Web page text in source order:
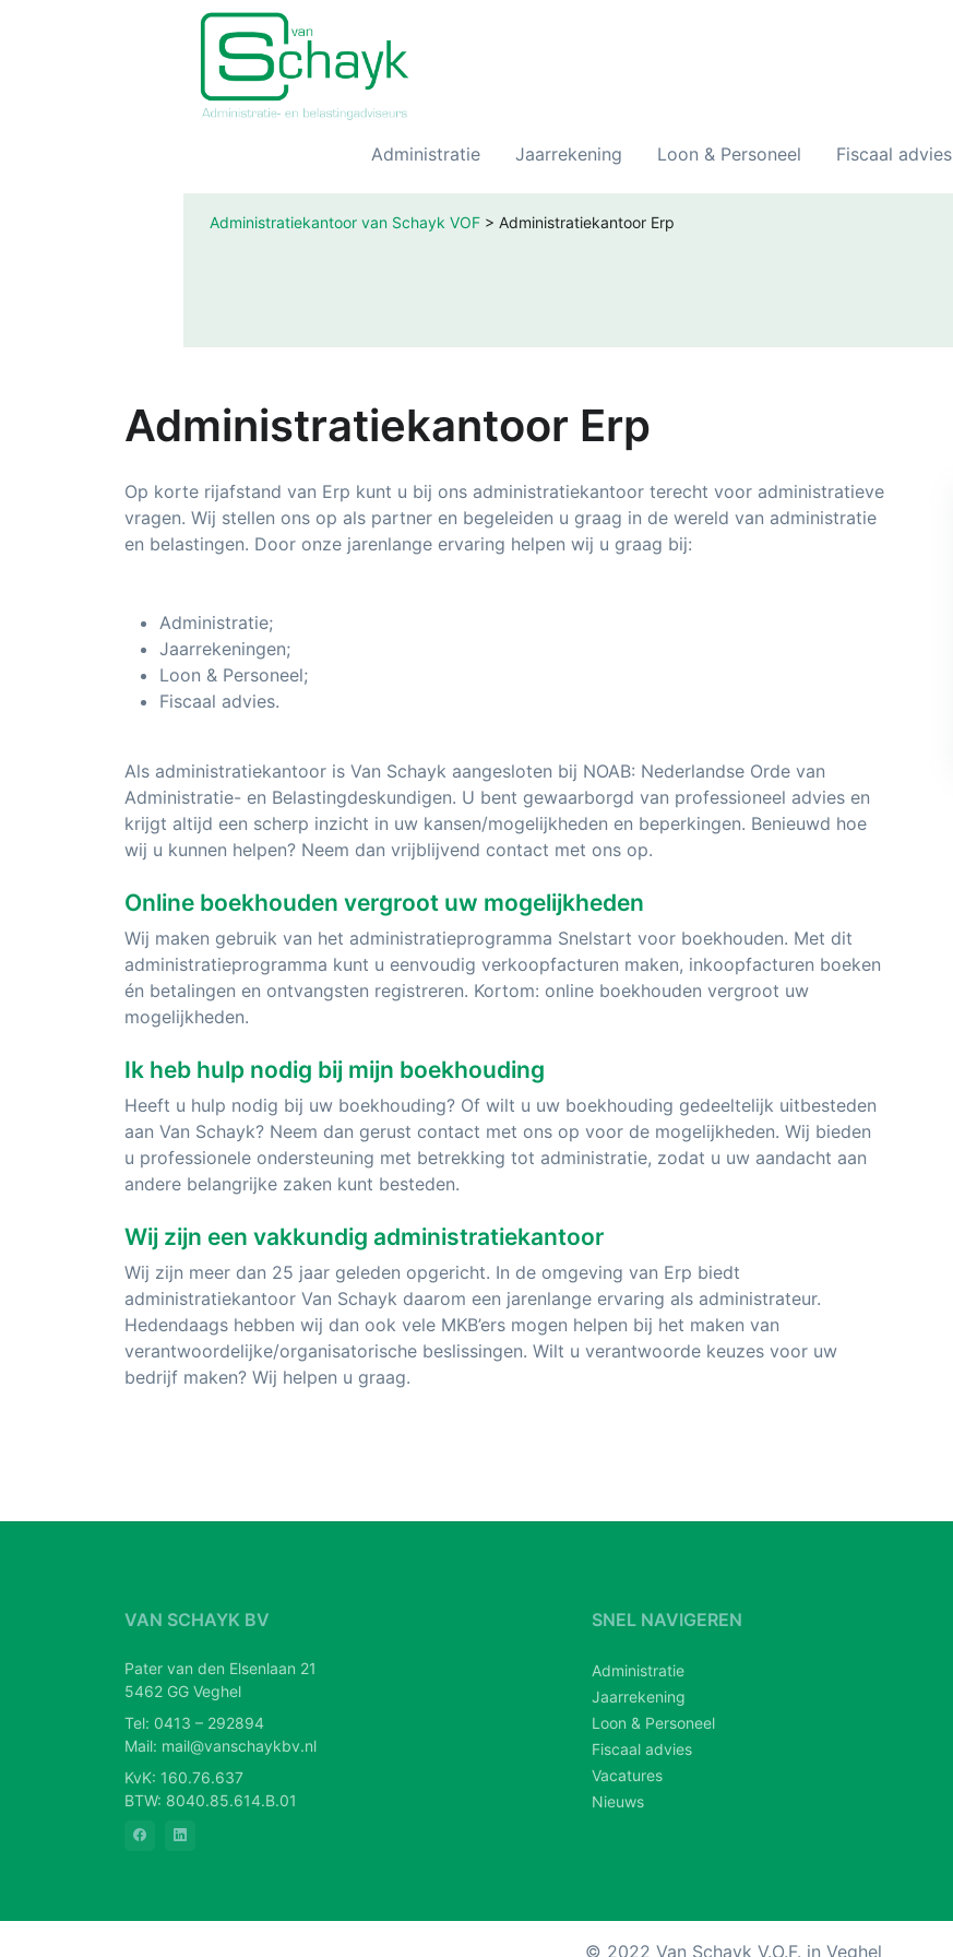
Administratie Jaarrekening Loon & Personeel Fiscaal advies
Administratiekantoor van Schayk VOF > Administratiekantoor Erp
Administratiekantoor Erp
Op korte rijafstand van Erp kunt u bij ons administratiekantoor terecht voor administratieve
vragen. Wij stellen ons op als partner en begeleiden u graag in de wereld van administratie
en belastingen. Door onze jarenlange ervaring helpen wij u graag bij:
Administratie;
Jaarrekeningen;
Loon & Personeel;
Fiscaal advies.
Als administratiekantoor is Van Schayk aangesloten bij NOAB: Nederlandse Orde van
Administratie- en Belastingdeskundigen. U bent gewaarborgd van professioneel advies en
krijgt altijd een scherp inzicht in uw kansen/mogelijkheden en beperkingen. Benieuwd hoe
wij u kunnen helpen? Neem dan vrijblijvend contact met ons op.
Online boekhouden vergroot uw mogelijkheden
Wij maken gebruik van het administratieprogramma Snelstart voor boekhouden. Met dit
administratieprogramma kunt u eenvoudig verkoopfacturen maken, inkoopfacturen boeken
én betalingen en ontvangsten registreren. Kortom: online boekhouden vergroot uw
mogelijkheden.
Ik heb hulp nodig bij mijn boekhouding
Heeft u hulp nodig bij uw boekhouding? Of wilt u uw boekhouding gedeeltelijk uitbesteden
aan Van Schayk? Neem dan gerust contact met ons op voor de mogelijkheden. Wij bieden
u professionele ondersteuning met betrekking tot administratie, zodat u uw aandacht aan
andere belangrijke zaken kunt besteden.
Wij zijn een vakkundig administratiekantoor
Wij zijn meer dan 25 jaar geleden opgericht. In de omgeving van Erp biedt
administratiekantoor Van Schayk daarom een jarenlange ervaring als administrateur.
Hedendaags hebben wij dan ook vele MKB’ers mogen helpen bij het maken van
verantwoordelijke/organisatorische beslissingen. Wilt u verantwoorde keuzes voor uw
bedrijf maken? Wij helpen u graag.
VAN SCHAYK BV
Pater van den Elsenlaan 21
5462 GG Veghel
Tel: 0413 – 292894
Mail: mail@vanschaykbv.nl
KvK: 160.76.637
BTW: 8040.85.614.B.01
SNEL NAVIGEREN
Administratie
Jaarrekening
Loon & Personeel
Fiscaal advies
Vacatures
Nieuws
© 2022 Van Schayk V.O.F. in Veghel